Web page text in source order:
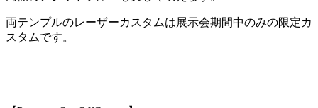
両テンプルのレーザーカスタムは展示会期間中のみの限定カ
スタムです。